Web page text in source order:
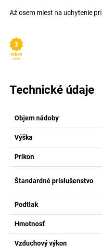
Až osem miest na uchytenie
Technické údaje
Objem nádoby
Výška
Príkon
Štandardné príslušenstvo
Podtlak
Hmotnosť
Vzduchový výkon